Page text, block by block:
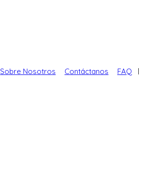
Sobre Nosotros Contáctanos FAQ